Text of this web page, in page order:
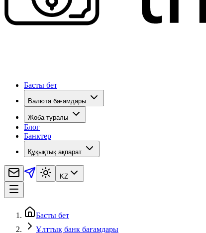
Басты бет
Валюта бағамдары
Жоба туралы
Блог
Банктер
Құқықтық ақпарат
KZ
Басты бет
Ұлттық банк бағамдары